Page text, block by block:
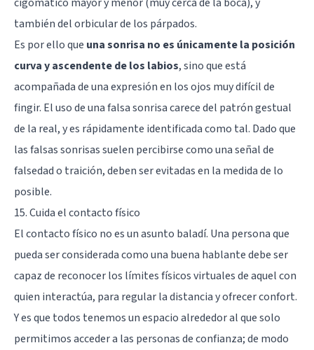
también del orbicular de los párpados.
Es por ello que una sonrisa no es únicamente la posición
curva y ascendente de los labios, sino que está
acompañada de una expresión en los ojos muy difícil de
fingir. El uso de una falsa sonrisa carece del patrón gestual
de la real, y es rápidamente identificada como tal. Dado que
las falsas sonrisas suelen percibirse como una señal de
falsedad o traición, deben ser evitadas en la medida de lo
posible.
15. Cuida el contacto físico
El contacto físico no es un asunto baladí. Una persona que
pueda ser considerada como una buena hablante debe ser
capaz de reconocer los límites físicos virtuales de aquel con
quien interactúa, para regular la distancia y ofrecer confort.
Y es que todos tenemos un espacio alrededor al que solo
permitimos acceder a las personas de confianza; de modo